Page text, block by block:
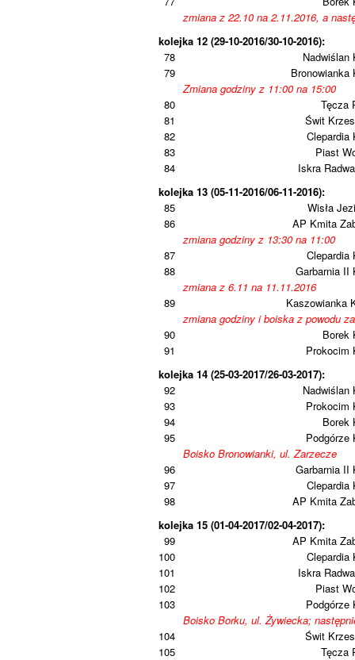
zmiana z 22.10 na 2.11.2016, a
kolejka 12 (29-10-2016/30-10-2016):
78
Nadwiślan
79
Bronowianka
Zmiana godziny z 11:00 na 15:00
80
Tęcza
81
Świt
82
Clepardia
83
Piast
84
Iskra
kolejka 13 (05-11-2016/06-11-2016):
85
Wisła
86
AP Kmita
zmiana godziny z 13:30 na 11:00
87
Clepardia
88
Garbarnia II
zmiana z 6.11 na 11.11.2016
89
Kaszowianka
zmiana godziny i boiska z powodu
90
Borek
91
Prokocim
kolejka 14 (25-03-2017/26-03-2017):
92
Nadwiślan
93
Prokocim
94
Borek
95
Podgórze
Boisko Bronowianki, ul. Zarzecze
96
Garbarnia II
97
Clepardia
98
AP Kmita
kolejka 15 (01-04-2017/02-04-2017):
99
AP Kmita
100
Clepardia
101
Iskra
102
Piast
103
Podgórze
Boisko Borku, ul. Żywiecka;
104
Świt
105
Tęcza